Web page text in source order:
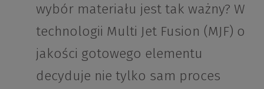
wybór materiału jest tak ważny? W
technologii Multi Jet Fusion (MJF) o
jakości gotowego elementu
decyduje nie tylko sam proces